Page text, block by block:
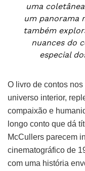
uma
um panorama
também
nuances do
especial
O livro de contos
universo interior,
compaixão e
longo conto que dá
McCullers parecem
cinematográfico de
com uma história